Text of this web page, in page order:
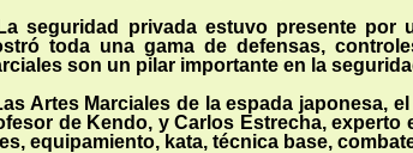
La seguridad privada estuvo pre­sente por
toda una gama de defensas,
son un pilar importante en la
Artes Marciales de la espada japonesa,
de Kendo, y Carlos Estrecha,
equipamiento, kata, técnica base,